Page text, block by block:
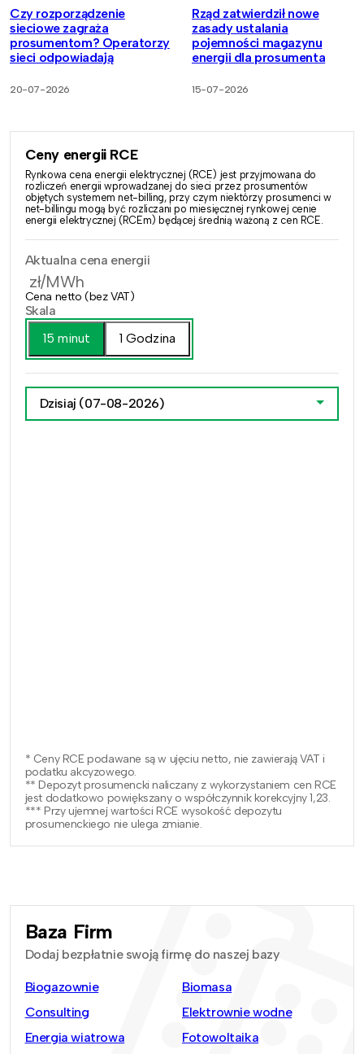
Czy rozporządzenie
sieciowe zagraża
prosumentom? Operatorzy
sieci odpowiadają
20-07-2026
Rząd zatwierdził nowe
zasady ustalania
pojemności magazynu
energii dla prosumenta
15-07-2026
Ceny energii RCE
Rynkowa cena energii elektrycznej (RCE) jest przyjmowana do
rozliczeń energii wprowadzanej do sieci przez prosumentów
objętych systemem net-billing, przy czym niektórzy prosumenci w
net-billingu mogą być rozliczani po miesięcznej rynkowej cenie
energii elektrycznej (RCEm) będącej średnią ważoną z cen RCE.
Aktualna cena energii
zł/MWh
Cena netto (bez VAT)
Skala
15 minut
1 Godzina
Dzisiaj (07-08-2026)
* Ceny RCE podawane są w ujęciu netto, nie zawierają VAT i
podatku akcyzowego.
** Depozyt prosumencki naliczany z wykorzystaniem cen RCE
jest dodatkowo powiększany o współczynnik korekcyjny 1,23.
*** Przy ujemnej wartości RCE wysokość depozytu
prosumenckiego nie ulega zmianie.
Baza Firm
Dodaj bezpłatnie swoją firmę do naszej bazy
Biogazownie
Biomasa
Consulting
Elektrownie wodne
Energia wiatrowa
Fotowoltaika